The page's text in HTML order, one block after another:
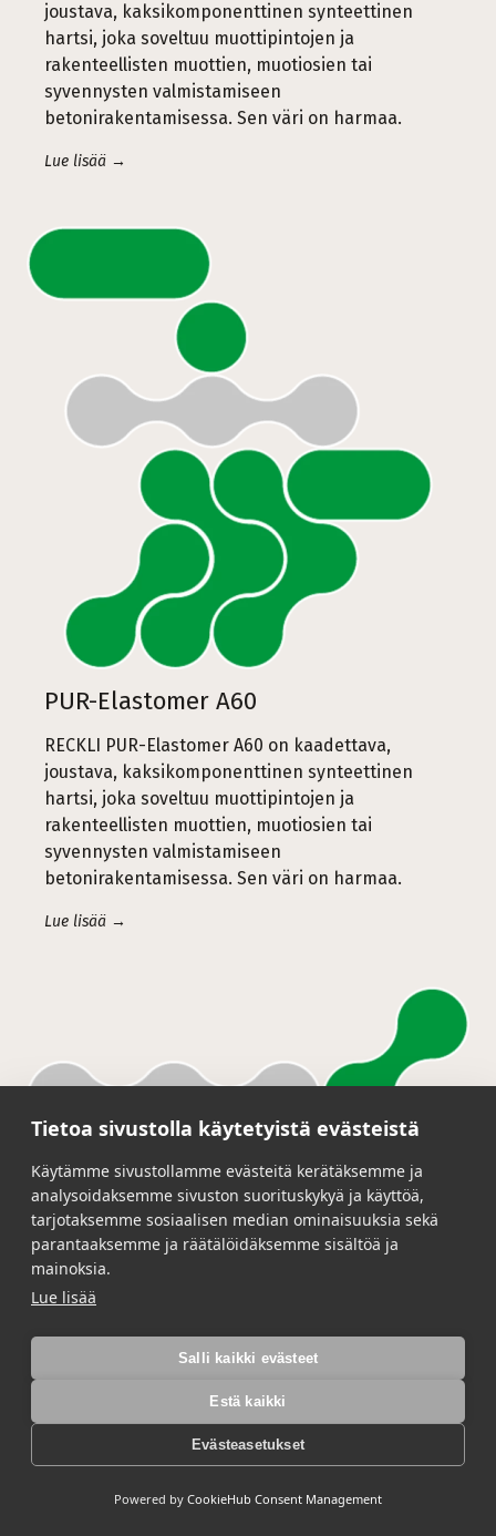
Tietoa sivustolla käytetyistä evästeistä
Käytämme sivustollamme evästeitä kerätäksemme ja
analysoidaksemme sivuston suorituskykyä ja käyttöä,
tarjotaksemme sosiaalisen median ominaisuuksia sekä
parantaaksemme ja räätälöidäksemme sisältöä ja
mainoksia.
Lue lisää
Salli kaikki evästeet
Estä kaikki
Evästeasetukset
Powered by CookieHub Consent Management
joustava, kaksikomponenttinen synteettinen
hartsi, joka soveltuu muottipintojen ja
rakenteellisten muottien, muotiosien tai
syvennysten valmistamiseen
betonirakentamisessa. Sen väri on harmaa.
Lue lisää →
PUR-Elastomer A60
RECKLI PUR-Elastomer A60 on kaadettava,
joustava, kaksikomponenttinen synteettinen
hartsi, joka soveltuu muottipintojen ja
rakenteellisten muottien, muotiosien tai
syvennysten valmistamiseen
betonirakentamisessa. Sen väri on harmaa.
Lue lisää →
PUR-Elastomer A70
RECKLI PUR-Elastomer A70 on kaadettava,